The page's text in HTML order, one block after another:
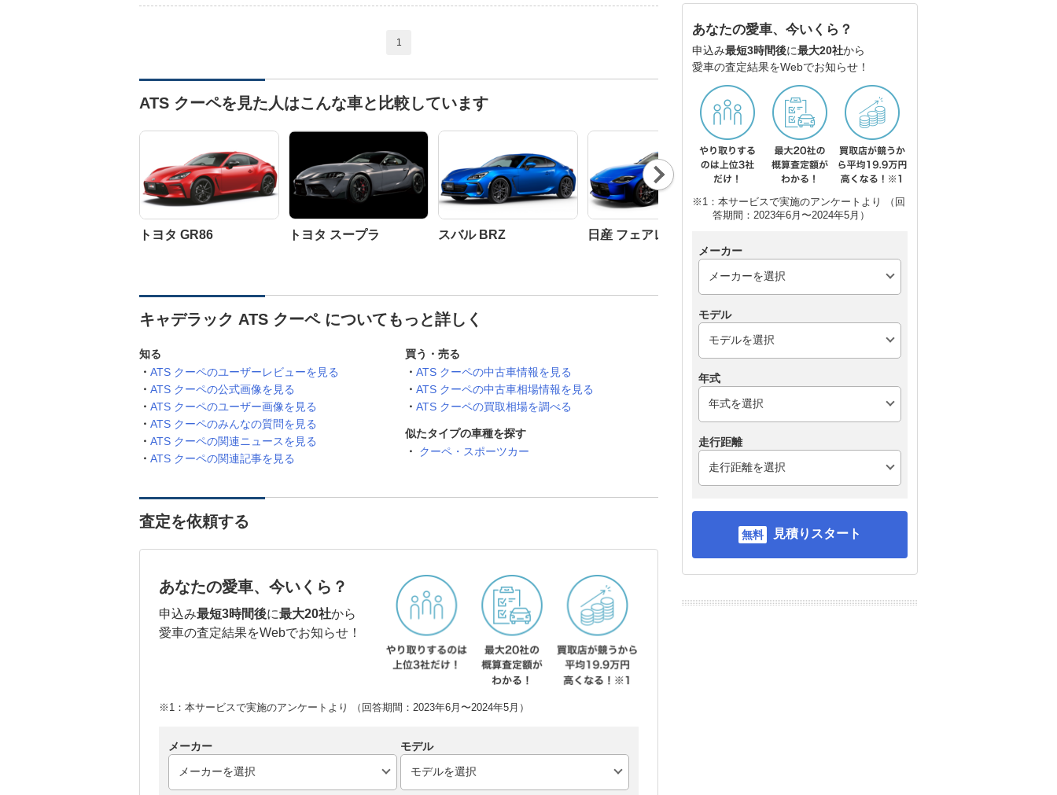
1
ATS クーペを見た人はこんな車と比較しています
トヨタ GR86 トヨタ スープラ スバル BRZ 日産 フェアレディZ
Nex
t
キャデラック ATS クーペ についてもっと詳しく
知る
ATS クーペのユーザーレビューを見る
ATS クーペの公式画像を見る
ATS クーペのユーザー画像を見る
ATS クーペのみんなの質問を見る
ATS クーペの関連ニュースを見る
ATS クーペの関連記事を見る
買う・売る
ATS クーペの中古車情報を見る
ATS クーペの中古車相場情報を見る
ATS クーペの買取相場を調べる
似たタイプの車種を探す
クーペ・スポーツカー
査定を依頼する
あなたの愛車、今いくら？
申込み最短3時間後に最大20社から
愛車の査定結果をWebでお知らせ！
※1：本サービスで実施のアンケートより （回答期間：2023年6月〜2024年5月）
メーカー モデル
あなたの愛車、今いくら？
申込み最短3時間後に最大20社から
愛車の査定結果をWebでお知らせ！
※1：本サービスで実施のアンケートより （回
答期間：2023年6月〜2024年5月）
メーカー
モデル
年式
走行距離
見積りスタート